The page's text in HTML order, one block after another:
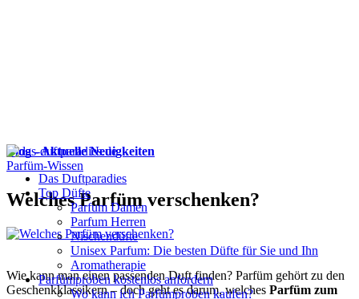
Das Duftparadies
Top Düfte
Parfum Damen
Parfum Herren
Nischendüfte
Unisex Parfum: Die besten Düfte für Sie und Ihn
Aromatherapie
Parfümproben kostenlos anfordern
Wo kann ich Parfümproben kaufen?
Blog - Aktuelle Neuigkeiten
Parfüm-Wissen
Welches Parfüm verschenken?
Wie kann man einen passenden Duft finden? Parfüm gehört zu den
Geschenkklassikern – doch geht es darum, welches Parfüm zum